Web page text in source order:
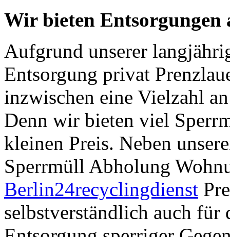
Wir bieten
Aufgrund unserer
Entsorgung privat
inzwischen eine Vielzahl
Denn wir bieten viel
kleinen Preis. Neben
Sperrmüll Abholung
Berlin24recyclingdienst
selbstverständlich auch für